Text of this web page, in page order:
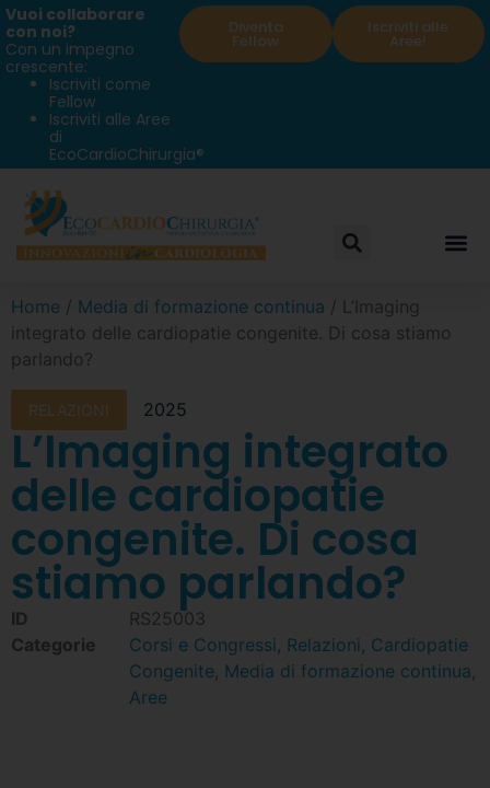
Vuoi collaborare
con noi?
Con un impegno
crescente:
Iscriviti come
Fellow
Iscriviti alle Aree
di
EcoCardioChirurgia®
Diventa
Fellow
Iscriviti alle
Aree!
Home / Media di formazione continua / L’Imaging
integrato delle cardiopatie congenite. Di cosa stiamo
parlando?
RELAZIONI 2025
L’Imaging integrato
delle cardiopatie
congenite. Di cosa
stiamo parlando?
ID
RS25003
Categorie
Corsi e Congressi, Relazioni, Cardiopatie
Congenite, Media di formazione continua,
Aree